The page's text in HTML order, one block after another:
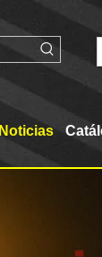
Noticias